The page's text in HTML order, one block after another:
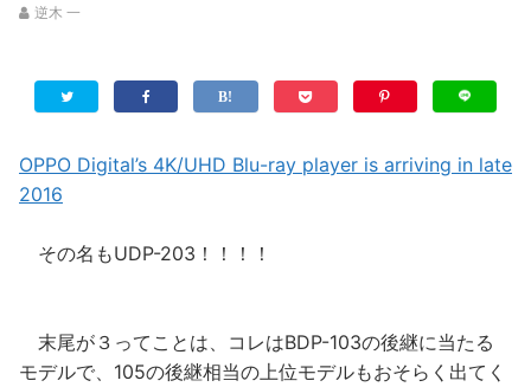
逆木 一
OPPO Digital’s 4K/UHD Blu-ray player is arriving in late
2016
その名もUDP-203！！！！
末尾が３ってことは、コレはBDP-103の後継に当たる
モデルで、105の後継相当の上位モデルもおそらく出てく